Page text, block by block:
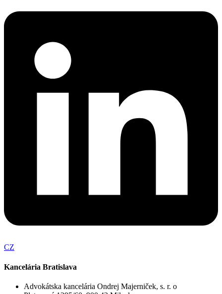
CZ
Kancelária Bratislava
Advokátska kancelária Ondrej Majerniček, s. r. o